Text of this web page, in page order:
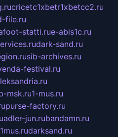
cricetc1xbetr1xbetcc2.ru
file.ru
statti.rue-abis1c.ru
dark-sand.ru
sib-archives.ru
festival.ru
msk.ru1-mus.ru
purse-factory.ru
adler-jun.rubandamn.ru
1mus.rudarksand.ru